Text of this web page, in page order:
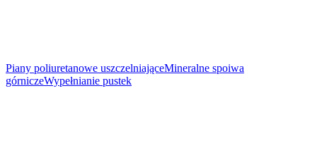
Piany poliuretanowe uszczelniająceMineralne spoiwa
górniczeWypełnianie pustek